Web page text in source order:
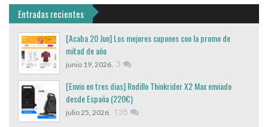
Entradas recientes
[Acaba 20 Jun] Los mejores cupones con la promo de
mitad de año
junio 19, 2026, 3
[Envio en tres dias] Rodillo Thinkrider X2 Max enviado
desde España (220€)
julio 25, 2026, 135